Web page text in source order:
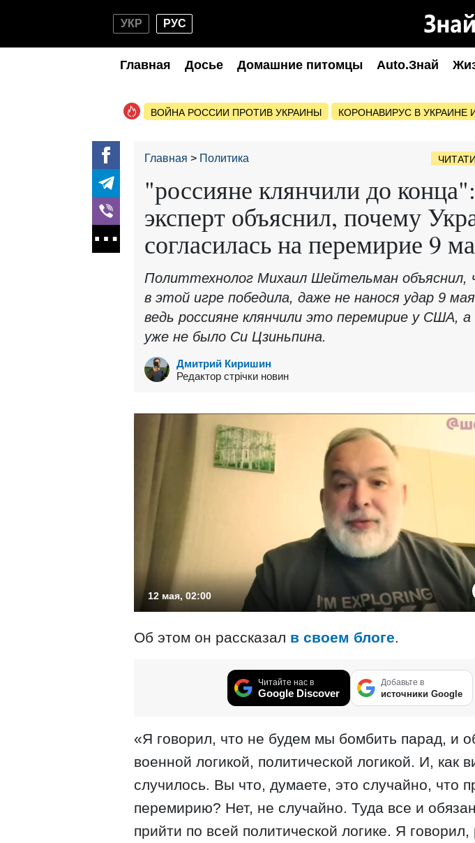
УКР РУС
Главная Досье Домашние питомцы Auto.Знай
ВОЙНА РОССИИ ПРОТИВ УКРАИНЫ КОРОНАВИРУС В УКРАИНЕ
Главная Политика
"россияне клянчили до конца":
эксперт объяснил, почему
согласилась на перемирие 9
Политтехнолог Михаил Шейтельман объяснил,
в этой игре победила, даже не нанося удар 9
ведь россияне клянчили это перемирие у США, а
уже не было Си Цзиньпина.
Дмитрий Киришин
Редактор стрічки новин
12 мая, 02:00
Об этом он рассказал в своем блоге.
Читайте нас в
Google Discover
Добавьте в
источники Google
«Я говорил, что не будем мы бомбить парад, и
военной логикой, политической логикой. И, как
случилось. Вы что, думаете, это случайно, что
перемирию? Нет, не случайно. Туда все и
прийти по всей политической логике. Я говорил,